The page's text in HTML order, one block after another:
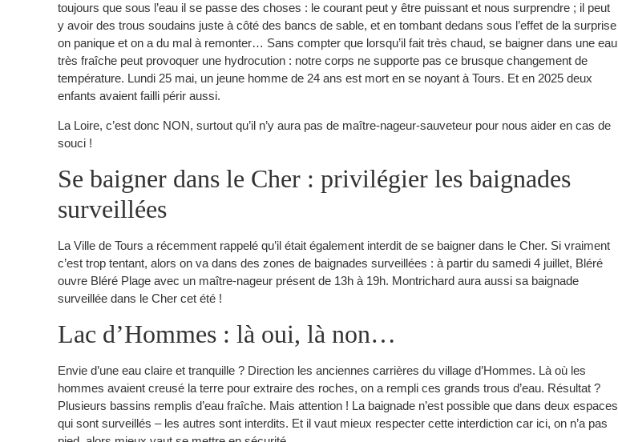
toujours que sous l’eau il se passe des choses : le courant peut y être puissant et nous surprendre ; il peut
y avoir des trous soudains juste à côté des bancs de sable, et en tombant dedans sous l’effet de la surprise
on panique et on a du mal à remonter… Sans compter que lorsqu’il fait très chaud, se baigner dans une eau
très fraîche peut provoquer une hydrocution : notre corps ne supporte pas ce brusque changement de
température. Lundi 25 mai, un jeune homme de 24 ans est mort en se noyant à Tours. Et en 2025 deux
enfants avaient failli périr aussi.
La Loire, c’est donc NON, surtout qu’il n’y aura pas de maître-nageur-sauveteur pour nous aider en cas de
souci !
Se baigner dans le Cher : privilégier les baignades
surveillées
La Ville de Tours a récemment rappelé qu’il était également interdit de se baigner dans le Cher. Si vraiment
c’est trop tentant, alors on va dans des zones de baignades surveillées : à partir du samedi 4 juillet, Bléré
ouvre Bléré Plage avec un maître-nageur présent de 13h à 19h. Montrichard aura aussi sa baignade
surveillée dans le Cher cet été !
Lac d’Hommes : là oui, là non…
Envie d’une eau claire et tranquille ? Direction les anciennes carrières du village d’Hommes. Là où les
hommes avaient creusé la terre pour extraire des roches, on a rempli ces grands trous d’eau. Résultat ?
Plusieurs bassins remplis d’eau fraîche. Mais attention ! La baignade n’est possible que dans deux espaces
qui sont surveillés – les autres sont interdits. Et il vaut mieux respecter cette interdiction car ici, on n’a pas